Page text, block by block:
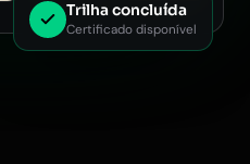
Trilha concluída
Certificado disponível